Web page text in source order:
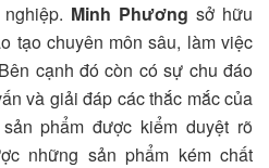
Minh Phương sở hữu
tạo chuyên môn sâu, làm việc
cạnh đó còn có sự chu đáo
và giải đáp các thắc mắc của
phẩm được kiểm duyệt rõ
những sản phẩm kém chất